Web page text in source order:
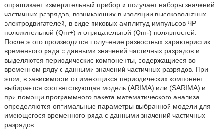
опрашивает измерительный прибор и получает наборы значений
частичных разрядов, возникающих в изоляции высоковольтных
электродвигателей, в виде пиковых амплитуд импульсов ЧР
положительной (Qm+) и отрицательной (Qm-) полярностей.
После этого производится получение разностных характеристик
временного ряда с данными значений частичных разрядов и
выделяются периодические компоненты, содержащиеся во
временном ряду с данными значений частичных разрядов. При
этом, в зависимости от имеющихся периодических компонент
выбирается соответствующая модель (ARIMA) или (SARIMA) и
при помощи программного пакета математического анализа
определяются оптимальные параметры выбранной модели для
имеющегося временного ряда с данными значений частичных
разрядов.